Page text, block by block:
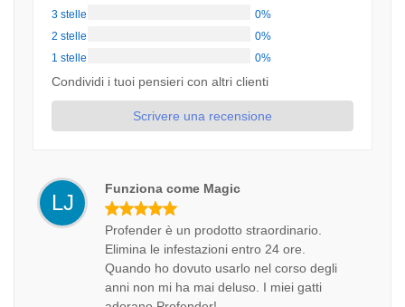
3 stelle
0%
2 stelle
0%
1 stelle
0%
Condividi i tuoi pensieri con altri clienti
Scrivere una recensione
LJ
Funziona come Magic
Profender è un prodotto straordinario.
Elimina le infestazioni entro 24 ore.
Quando ho dovuto usarlo nel corso degli
anni non mi ha mai deluso. I miei gatti